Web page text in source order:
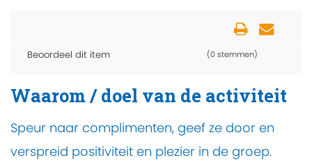
Beoordeel dit item (0 stemmen)
Waarom / doel van de activiteit
Speur naar complimenten, geef ze door en
verspreid positiviteit en plezier in de groep.